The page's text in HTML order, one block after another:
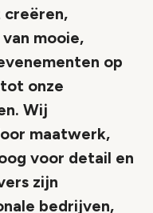
creëren,
mooie,
op
onze
Wij
maatwerk,
voor detail en
zijn
bedrijven,